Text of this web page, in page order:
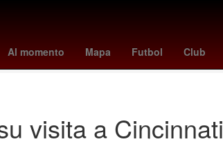
Al momento Mapa Futbol Club
Arath de la Torre Billy Rovzar kit connor
que se celebra el 2 de agosto
visita a Cincinnati